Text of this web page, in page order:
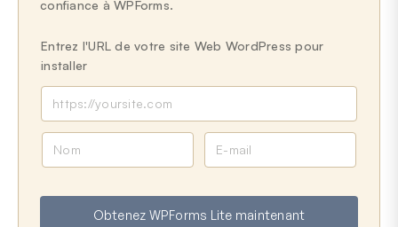
confiance à WPForms.
Entrez l'URL de votre site Web WordPress pour
installer
a
i
Obtenez WPForms Lite maintenant